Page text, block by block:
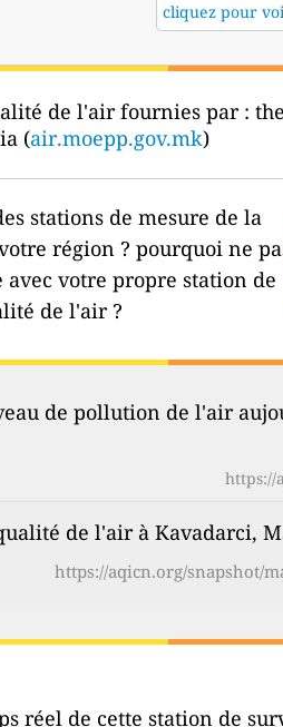
cliquez pour
de l'air fournies par :
(air.moepp.gov.mk)
stations de mesure de la
région ? pourquoi ne
votre propre station de
de l'air ?
de pollution de l'air
https://
de l'air à Kavadarci,
https://aqicn.org/snapshot/
réel de cette station de